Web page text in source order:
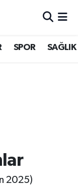
SPOR SAĞLIK
2025)